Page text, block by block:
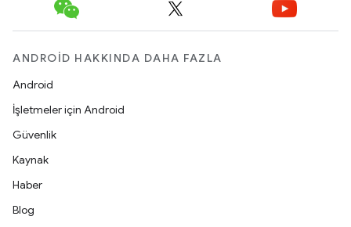
ANDROID HAKKINDA DAHA FAZLA
Android
İşletmeler için Android
Güvenlik
Kaynak
Haber
Blog